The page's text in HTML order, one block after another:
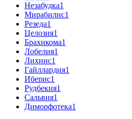
Незабудка1
Мирабилис1
Резеда1
Целозия1
Брахикома1
Лобелия1
Лихнис1
Гайллардия1
Иберис1
Рудбекия1
Сальвия1
Диморфотека1